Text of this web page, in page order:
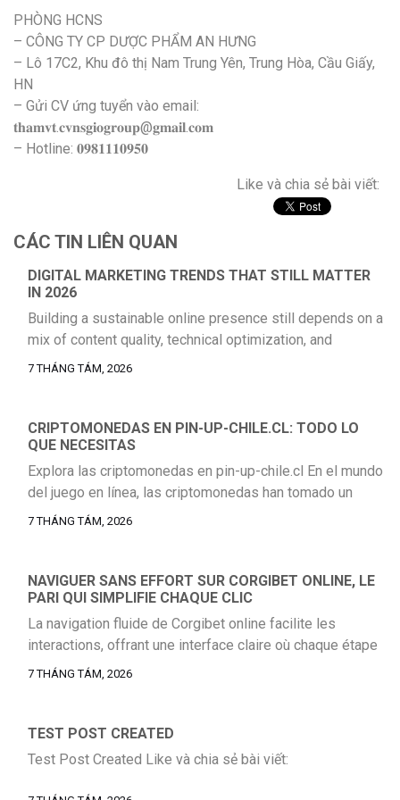
PHÒNG HCNS
– CÔNG TY CP DƯỢC PHẨM AN HƯNG
– Lô 17C2, Khu đô thị Nam Trung Yên, Trung Hòa, Cầu Giấy,
HN
– Gửi CV ứng tuyển vào email:
𝐭𝐡𝐚𝐦𝐯𝐭.𝐜𝐯𝐧𝐬𝐠𝐢𝐨𝐠𝐫𝐨𝐮𝐩@𝐠𝐦𝐚𝐢𝐥.𝐜𝐨𝐦
– Hotline: 𝟎𝟗𝟖𝟏𝟏𝟏𝟎𝟗𝟓𝟎
Like và chia sẻ bài viết:
CÁC TIN LIÊN QUAN
DIGITAL MARKETING TRENDS THAT STILL MATTER
IN 2026
Building a sustainable online presence still depends on a
mix of content quality, technical optimization, and
consistent audience engagement. Businesses that rely
the safer long-term choice. For teams reviewing their
current acquisition model, it helps to […]
7 THÁNG TÁM, 2026
CRIPTOMONEDAS EN PIN-UP-CHILE.CL: TODO LO
QUE NECESITAS
Explora las criptomonedas en pin-up-chile.cl En el mundo
del juego en línea, las criptomonedas han tomado un
papel protagónico, ofreciendo a los jugadores una serie
rápidas y seguras, lo que se traduce en una experiencia
de juego más […]
7 THÁNG TÁM, 2026
NAVIGUER SANS EFFORT SUR CORGIBET ONLINE, LE
PARI QUI SIMPLIFIE CHAQUE CLIC
La navigation fluide de Corgibet online facilite les
interactions, offrant une interface claire où chaque étape
reste simple, même pour les utilisateurs moins
7 THÁNG TÁM, 2026
TEST POST CREATED
Test Post Created Like và chia sẻ bài viết: